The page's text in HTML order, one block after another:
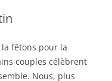
la fêtons pour la
couples célèbrent
Nous, plus